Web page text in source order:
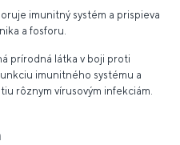
imunitný systém a prispieva
a fosforu.
prírodná látka v boji proti
imunitného systému a
rôznym vírusovým infekciám.